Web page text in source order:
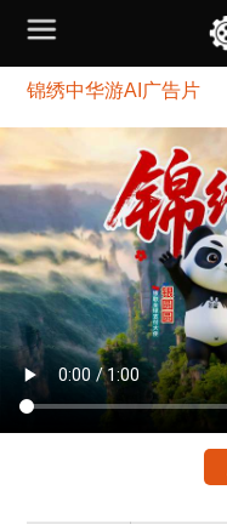
​锦绣中华游AI广告片